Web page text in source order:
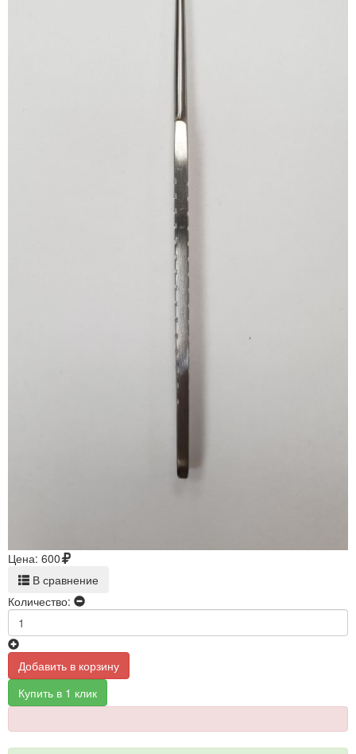
Цена: 600
В сравнение
Количество:
Добавить в корзину
Купить в 1 клик